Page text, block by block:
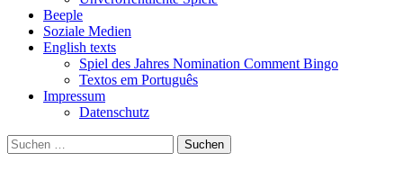
Beeple
Soziale Medien
English texts
Spiel des Jahres Nomination Comment Bingo
Textos em Português
Impressum
Datenschutz
Suchen
nach: